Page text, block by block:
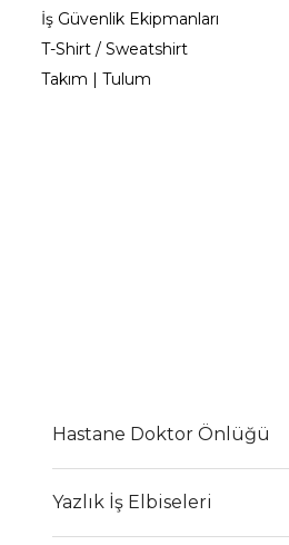
İş Güvenlik Ekipmanları
T-Shirt / Sweatshirt
Takım | Tulum
Hastane Doktor Önlüğü
Yazlık İş Elbiseleri